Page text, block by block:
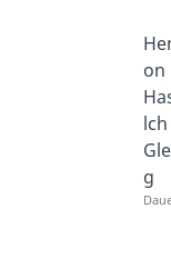
on
lch
g